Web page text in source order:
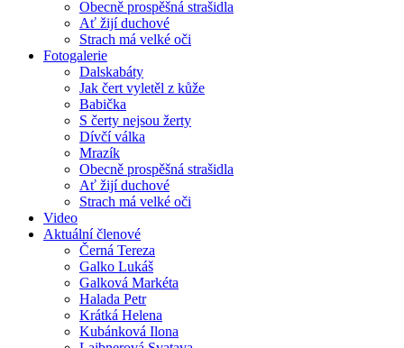
Obecně prospěšná strašidla
Ať žijí duchové
Strach má velké oči
Fotogalerie
Dalskabáty
Jak čert vyletěl z kůže
Babička
S čerty nejsou žerty
Dívčí válka
Mrazík
Obecně prospěšná strašidla
Ať žijí duchové
Strach má velké oči
Video
Aktuální členové
Černá Tereza
Galko Lukáš
Galková Markéta
Halada Petr
Krátká Helena
Kubánková Ilona